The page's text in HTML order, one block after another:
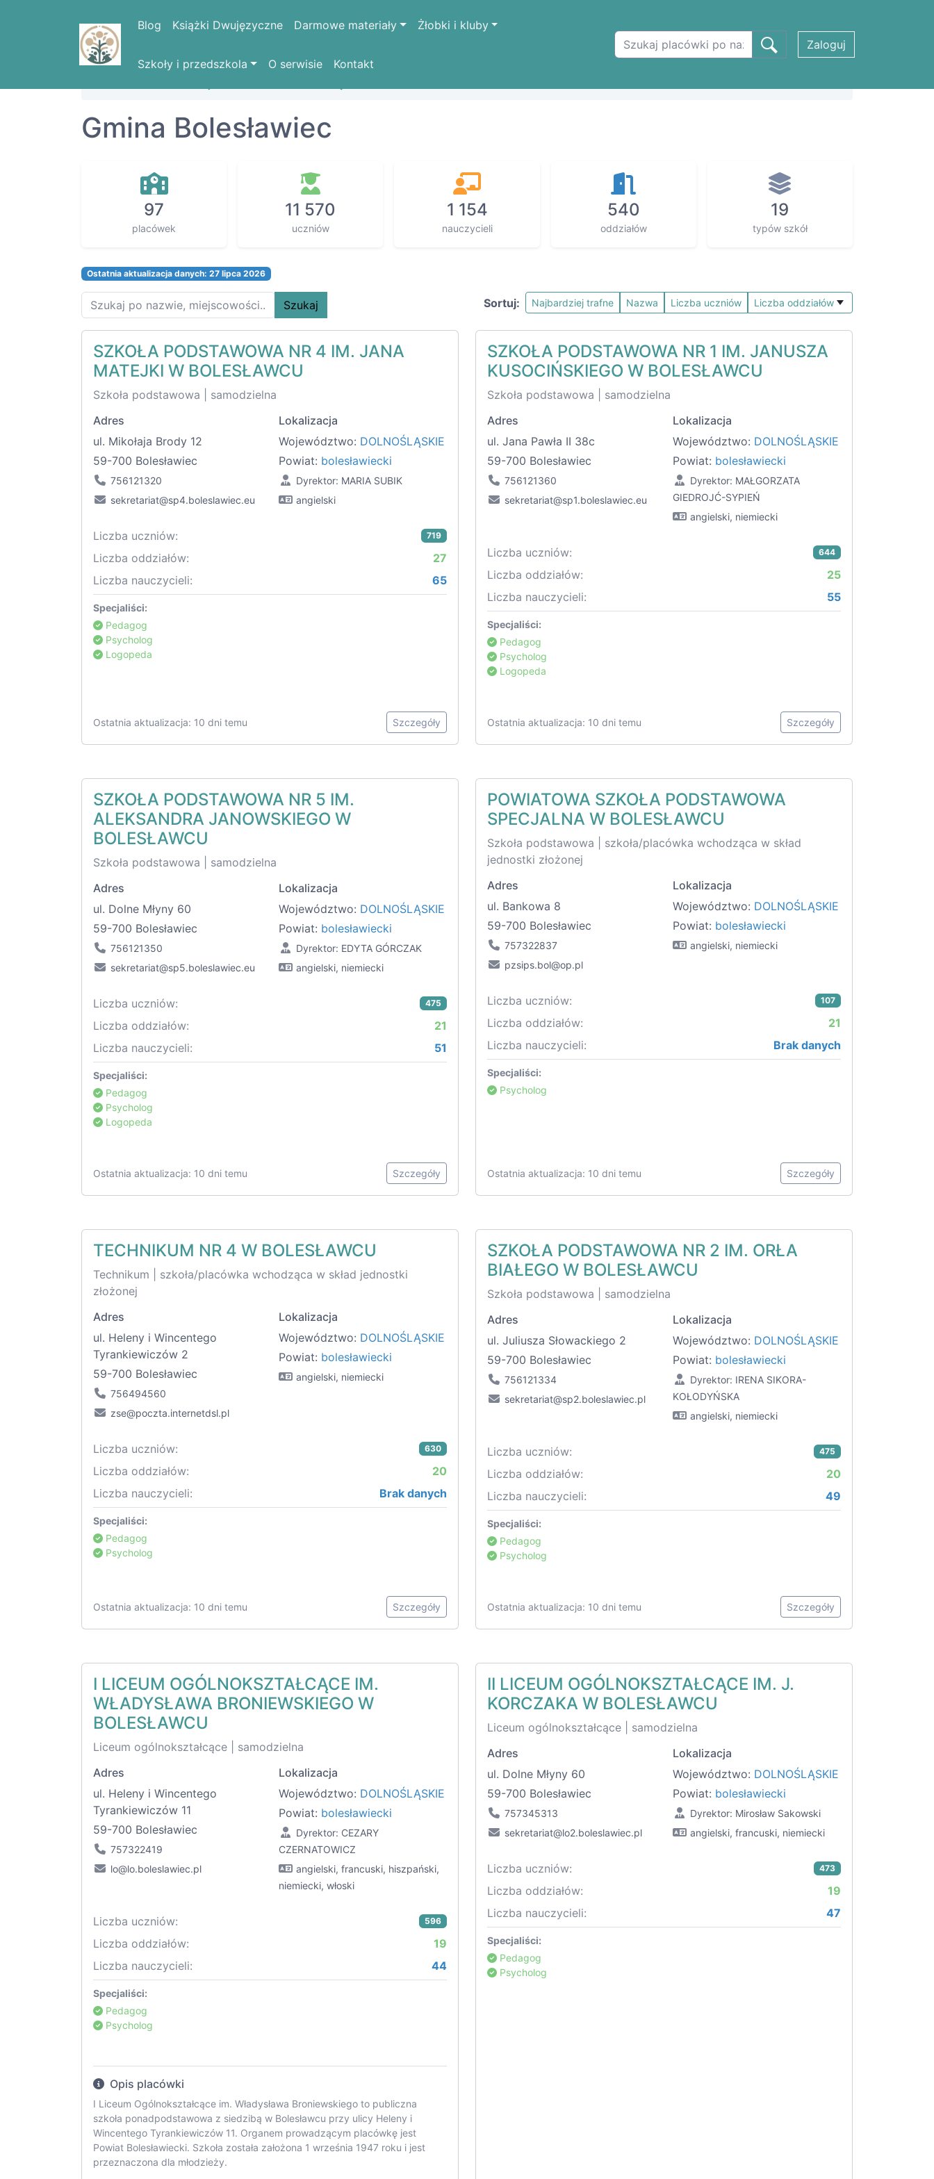
Blog Książki Dwujęzyczne Darmowe materiały Żłobki i kluby
Szkoły i przedszkola O serwisie Kontakt
Zaloguj
Gmina Bolesławiec
97
placówek
11 570
uczniów
1 154
nauczycieli
540
oddziałów
19
typów szkół
Ostatnia aktualizacja danych: 27 lipca 2026
Szukaj Sortuj: Najbardziej trafne Nazwa Liczba uczniów Liczba oddziałów
SZKOŁA PODSTAWOWA NR 4 IM. JANA
MATEJKI W BOLESŁAWCU
Szkoła podstawowa | samodzielna
Adres
ul. Mikołaja Brody 12
59-700 Bolesławiec
756121320
sekretariat@sp4.boleslawiec.eu
Lokalizacja
Województwo: DOLNOŚLĄSKIE
Powiat: bolesławiecki
Dyrektor: MARIA SUBIK
angielski
Liczba uczniów: 719
Liczba oddziałów:
27
Liczba nauczycieli:
65
Specjaliści:
Pedagog
Psycholog
Logopeda
Ostatnia aktualizacja: 10 dni temu Szczegóły
SZKOŁA PODSTAWOWA NR 1 IM. JANUSZA
KUSOCIŃSKIEGO W BOLESŁAWCU
Szkoła podstawowa | samodzielna
Adres
ul. Jana Pawła II 38c
59-700 Bolesławiec
756121360
sekretariat@sp1.boleslawiec.eu
Lokalizacja
Województwo: DOLNOŚLĄSKIE
Powiat: bolesławiecki
Dyrektor: MAŁGORZATA
GIEDROJĆ-SYPIEŃ
angielski, niemiecki
Liczba uczniów: 644
Liczba oddziałów:
25
Liczba nauczycieli:
55
Specjaliści:
Pedagog
Psycholog
Logopeda
Ostatnia aktualizacja: 10 dni temu Szczegóły
SZKOŁA PODSTAWOWA NR 5 IM.
ALEKSANDRA JANOWSKIEGO W
BOLESŁAWCU
Szkoła podstawowa | samodzielna
Adres
ul. Dolne Młyny 60
59-700 Bolesławiec
756121350
sekretariat@sp5.boleslawiec.eu
Lokalizacja
Województwo: DOLNOŚLĄSKIE
Powiat: bolesławiecki
Dyrektor: EDYTA GÓRCZAK
angielski, niemiecki
Liczba uczniów: 475
Liczba oddziałów:
21
Liczba nauczycieli:
51
Specjaliści:
Pedagog
Psycholog
Logopeda
Ostatnia aktualizacja: 10 dni temu Szczegóły
POWIATOWA SZKOŁA PODSTAWOWA
SPECJALNA W BOLESŁAWCU
Szkoła podstawowa | szkoła/placówka wchodząca w skład
jednostki złożonej
Adres
ul. Bankowa 8
59-700 Bolesławiec
757322837
pzsips.bol@op.pl
Lokalizacja
Województwo: DOLNOŚLĄSKIE
Powiat: bolesławiecki
angielski, niemiecki
Liczba uczniów: 107
Liczba oddziałów:
21
Liczba nauczycieli:
Brak danych
Specjaliści:
Psycholog
Ostatnia aktualizacja: 10 dni temu Szczegóły
TECHNIKUM NR 4 W BOLESŁAWCU
Technikum | szkoła/placówka wchodząca w skład jednostki
złożonej
Adres
ul. Heleny i Wincentego
Tyrankiewiczów 2
59-700 Bolesławiec
756494560
zse@poczta.internetdsl.pl
Lokalizacja
Województwo: DOLNOŚLĄSKIE
Powiat: bolesławiecki
angielski, niemiecki
Liczba uczniów: 630
Liczba oddziałów:
20
Liczba nauczycieli:
Brak danych
Specjaliści:
Pedagog
Psycholog
Ostatnia aktualizacja: 10 dni temu Szczegóły
SZKOŁA PODSTAWOWA NR 2 IM. ORŁA
BIAŁEGO W BOLESŁAWCU
Szkoła podstawowa | samodzielna
Adres
ul. Juliusza Słowackiego 2
59-700 Bolesławiec
756121334
sekretariat@sp2.boleslawiec.pl
Lokalizacja
Województwo: DOLNOŚLĄSKIE
Powiat: bolesławiecki
Dyrektor: IRENA SIKORA-
KOŁODYŃSKA
angielski, niemiecki
Liczba uczniów: 475
Liczba oddziałów:
20
Liczba nauczycieli:
49
Specjaliści:
Pedagog
Psycholog
Ostatnia aktualizacja: 10 dni temu Szczegóły
I LICEUM OGÓLNOKSZTAŁCĄCE IM.
WŁADYSŁAWA BRONIEWSKIEGO W
BOLESŁAWCU
Liceum ogólnokształcące | samodzielna
Adres
ul. Heleny i Wincentego
Tyrankiewiczów 11
59-700 Bolesławiec
757322419
lo@lo.boleslawiec.pl
Lokalizacja
Województwo: DOLNOŚLĄSKIE
Powiat: bolesławiecki
Dyrektor: CEZARY
CZERNATOWICZ
angielski, francuski, hiszpański,
niemiecki, włoski
Liczba uczniów: 596
Liczba oddziałów:
19
Liczba nauczycieli:
44
Specjaliści:
Pedagog
Psycholog
Opis placówki
I Liceum Ogólnokształcące im. Władysława Broniewskiego to publiczna
szkoła ponadpodstawowa z siedzibą w Bolesławcu przy ulicy Heleny i
Wincentego Tyrankiewiczów 11. Organem prowadzącym placówkę jest
Powiat Bolesławiecki. Szkoła została założona 1 września 1947 roku i jest
przeznaczona dla młodzieży.
II LICEUM OGÓLNOKSZTAŁCĄCE IM. J.
KORCZAKA W BOLESŁAWCU
Liceum ogólnokształcące | samodzielna
Adres
ul. Dolne Młyny 60
59-700 Bolesławiec
757345313
sekretariat@lo2.boleslawiec.pl
Lokalizacja
Województwo: DOLNOŚLĄSKIE
Powiat: bolesławiecki
Dyrektor: Mirosław Sakowski
angielski, francuski, niemiecki
Liczba uczniów: 473
Liczba oddziałów:
19
Liczba nauczycieli:
47
Specjaliści:
Pedagog
Psycholog